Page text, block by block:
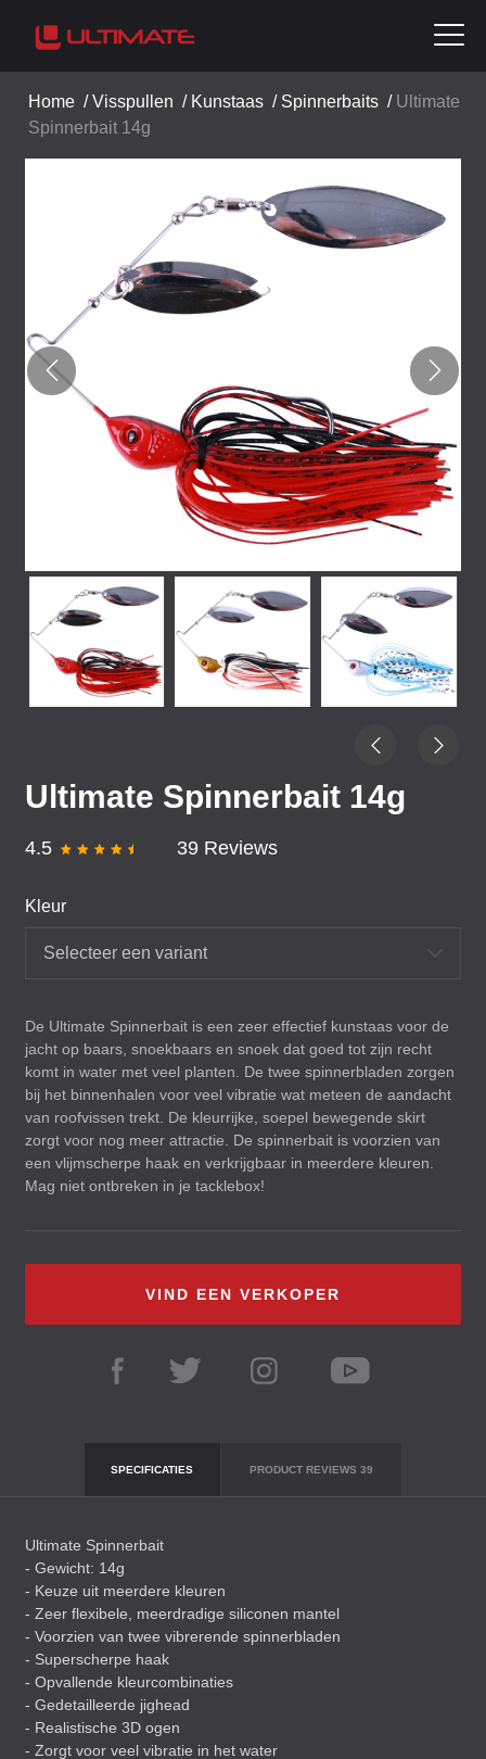
Home /Visspullen / Kunstaas / Spinnerbaits / Ultimate
Spinnerbait 14g
Ultimate Spinnerbait 14g
4.5 39 Reviews
Kleur
Selecteer een variant
De Ultimate Spinnerbait is een zeer effectief kunstaas voor de
jacht op baars, snoekbaars en snoek dat goed tot zijn recht
komt in water met veel planten. De twee spinnerbladen zorgen
bij het binnenhalen voor veel vibratie wat meteen de aandacht
van roofvissen trekt. De kleurrijke, soepel bewegende skirt
zorgt voor nog meer attractie. De spinnerbait is voorzien van
een vlijmscherpe haak en verkrijgbaar in meerdere kleuren.
Mag niet ontbreken in je tacklebox!
VIND EEN VERKOPER
SPECIFICATIES PRODUCT REVIEWS 39
Ultimate Spinnerbait
- Gewicht: 14g
- Keuze uit meerdere kleuren
- Zeer flexibele, meerdradige siliconen mantel
- Voorzien van twee vibrerende spinnerbladen
- Superscherpe haak
- Opvallende kleurcombinaties
- Gedetailleerde jighead
- Realistische 3D ogen
- Zorgt voor veel vibratie in het water